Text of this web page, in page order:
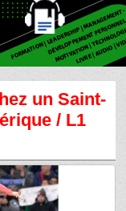
un Saint-
/ L1